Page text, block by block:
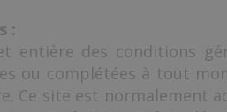
:
entière des conditions
ou complétées à tout
Ce site est normalement